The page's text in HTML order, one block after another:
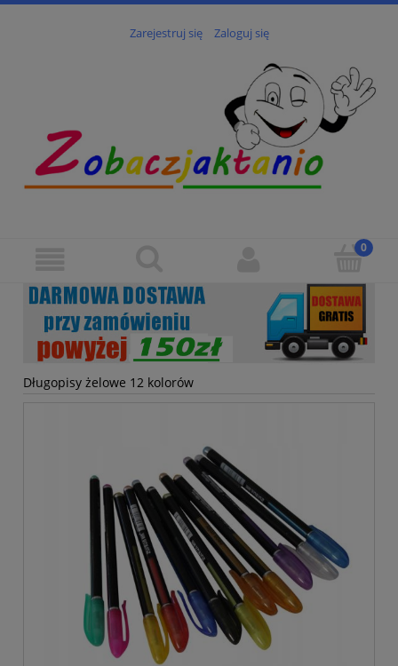
Zarejestruj się Zaloguj się
Długopisy żelowe 12 kolorów